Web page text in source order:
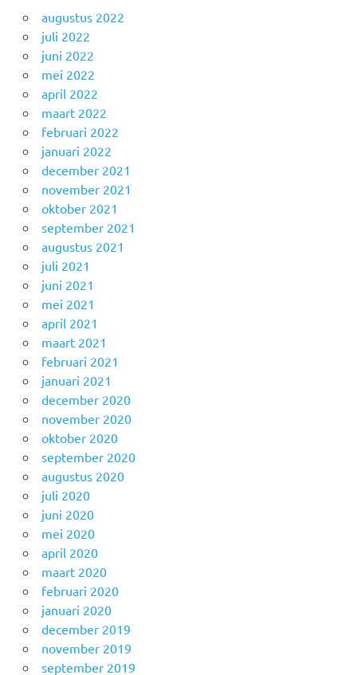
augustus 2022
juli 2022
juni 2022
mei 2022
april 2022
maart 2022
februari 2022
januari 2022
december 2021
november 2021
oktober 2021
september 2021
augustus 2021
juli 2021
juni 2021
mei 2021
april 2021
maart 2021
februari 2021
januari 2021
december 2020
november 2020
oktober 2020
september 2020
augustus 2020
juli 2020
juni 2020
mei 2020
april 2020
maart 2020
februari 2020
januari 2020
december 2019
november 2019
september 2019